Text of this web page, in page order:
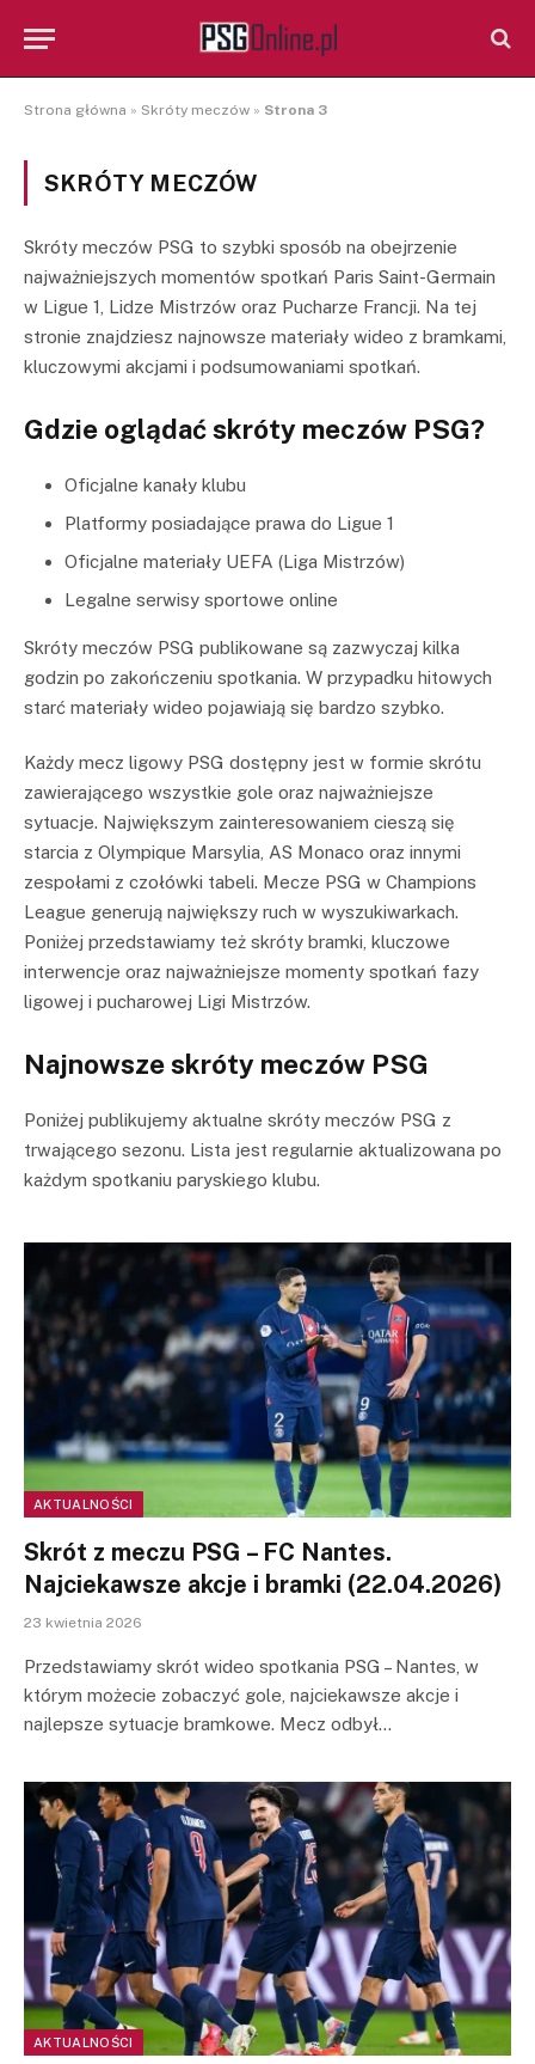
Strona główna » Skróty meczów » Strona 3
SKRÓTY MECZÓW
Skróty meczów PSG to szybki sposób na obejrzenie
najważniejszych momentów spotkań Paris Saint-Germain
w Ligue 1, Lidze Mistrzów oraz Pucharze Francji. Na tej
stronie znajdziesz najnowsze materiały wideo z bramkami,
kluczowymi akcjami i podsumowaniami spotkań.
Gdzie oglądać skróty meczów PSG?
Oficjalne kanały klubu
Platformy posiadające prawa do Ligue 1
Oficjalne materiały UEFA (Liga Mistrzów)
Legalne serwisy sportowe online
Skróty meczów PSG publikowane są zazwyczaj kilka
godzin po zakończeniu spotkania. W przypadku hitowych
starć materiały wideo pojawiają się bardzo szybko.
Każdy mecz ligowy PSG dostępny jest w formie skrótu
zawierającego wszystkie gole oraz najważniejsze
sytuacje. Największym zainteresowaniem cieszą się
starcia z Olympique Marsylia, AS Monaco oraz innymi
zespołami z czołówki tabeli. Mecze PSG w Champions
League generują największy ruch w wyszukiwarkach.
Poniżej przedstawiamy też skróty bramki, kluczowe
interwencje oraz najważniejsze momenty spotkań fazy
ligowej i pucharowej Ligi Mistrzów.
Najnowsze skróty meczów PSG
Poniżej publikujemy aktualne skróty meczów PSG z
trwającego sezonu. Lista jest regularnie aktualizowana po
każdym spotkaniu paryskiego klubu.
AKTUALNOŚCI
Skrót z meczu PSG – FC Nantes.
Najciekawsze akcje i bramki (22.04.2026)
23 kwietnia 2026
Przedstawiamy skrót wideo spotkania PSG – Nantes, w
którym możecie zobaczyć gole, najciekawsze akcje i
najlepsze sytuacje bramkowe. Mecz odbył…
AKTUALNOŚCI